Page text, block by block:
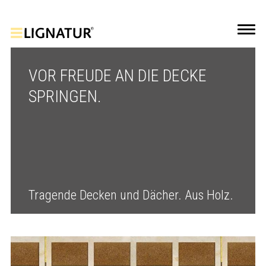
VOR FREUDE AN DIE DECKE
SPRINGEN.
Tragende Decken und Dächer. Aus Holz.